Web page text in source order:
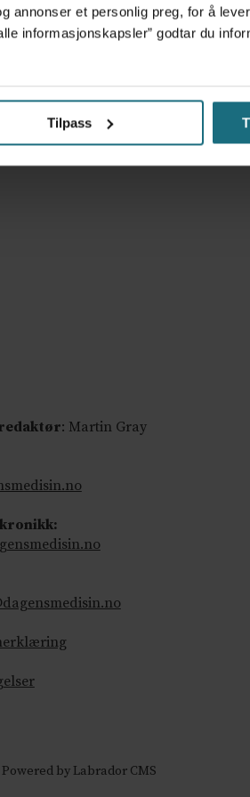
annonser et personlig preg, for å
informasjonskapsler” godtar du
Tilpass
frem til
: Martin Gray
Powered by Labrador CMS